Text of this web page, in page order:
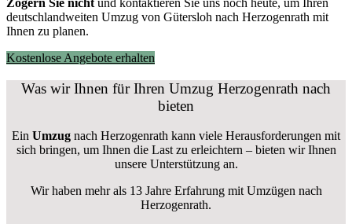
Zögern Sie nicht und kontaktieren Sie uns noch heute, um Ihren
deutschlandweiten Umzug von Gütersloh nach Herzogenrath mit
Ihnen zu planen.
Kostenlose Angebote erhalten
Was wir Ihnen für Ihren Umzug Herzogenrath nach
bieten
Ein Umzug nach Herzogenrath kann viele Herausforderungen mit
sich bringen, um Ihnen die Last zu erleichtern – bieten wir Ihnen
unsere Unterstützung an.
Wir haben mehr als 13 Jahre Erfahrung mit Umzügen nach
Herzogenrath.